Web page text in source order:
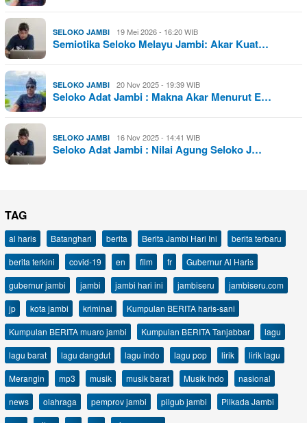
SELOKO JAMBI 19 Mei 2026 - 16:20 WIB
Semiotika Seloko Melayu Jambi: Akar Kuat…
SELOKO JAMBI 20 Nov 2025 - 19:39 WIB
Seloko Adat Jambi : Makna Akar Menurut E…
SELOKO JAMBI 16 Nov 2025 - 14:41 WIB
Seloko Adat Jambi : Nilai Agung Seloko J…
TAG
al haris Batanghari berita Berita Jambi Hari Ini
berita terbaru
berita terkini
covid-19 en film fr
Gubernur Al Haris
gubernur jambi
jambi jambi hari ini jambiseru
jambiseru.com
jp
kota jambi kriminal
Kumpulan BERITA haris-sani
Kumpulan BERITA muaro jambi
Kumpulan BERITA Tanjabbar
lagu
lagu barat
lagu dangdut lagu indo lagu pop lirik
lirik lagu
Merangin
mp3 musik musik barat Musik Indo
nasional
news
olahraga pemprov jambi pilgub jambi
Pilkada Jambi